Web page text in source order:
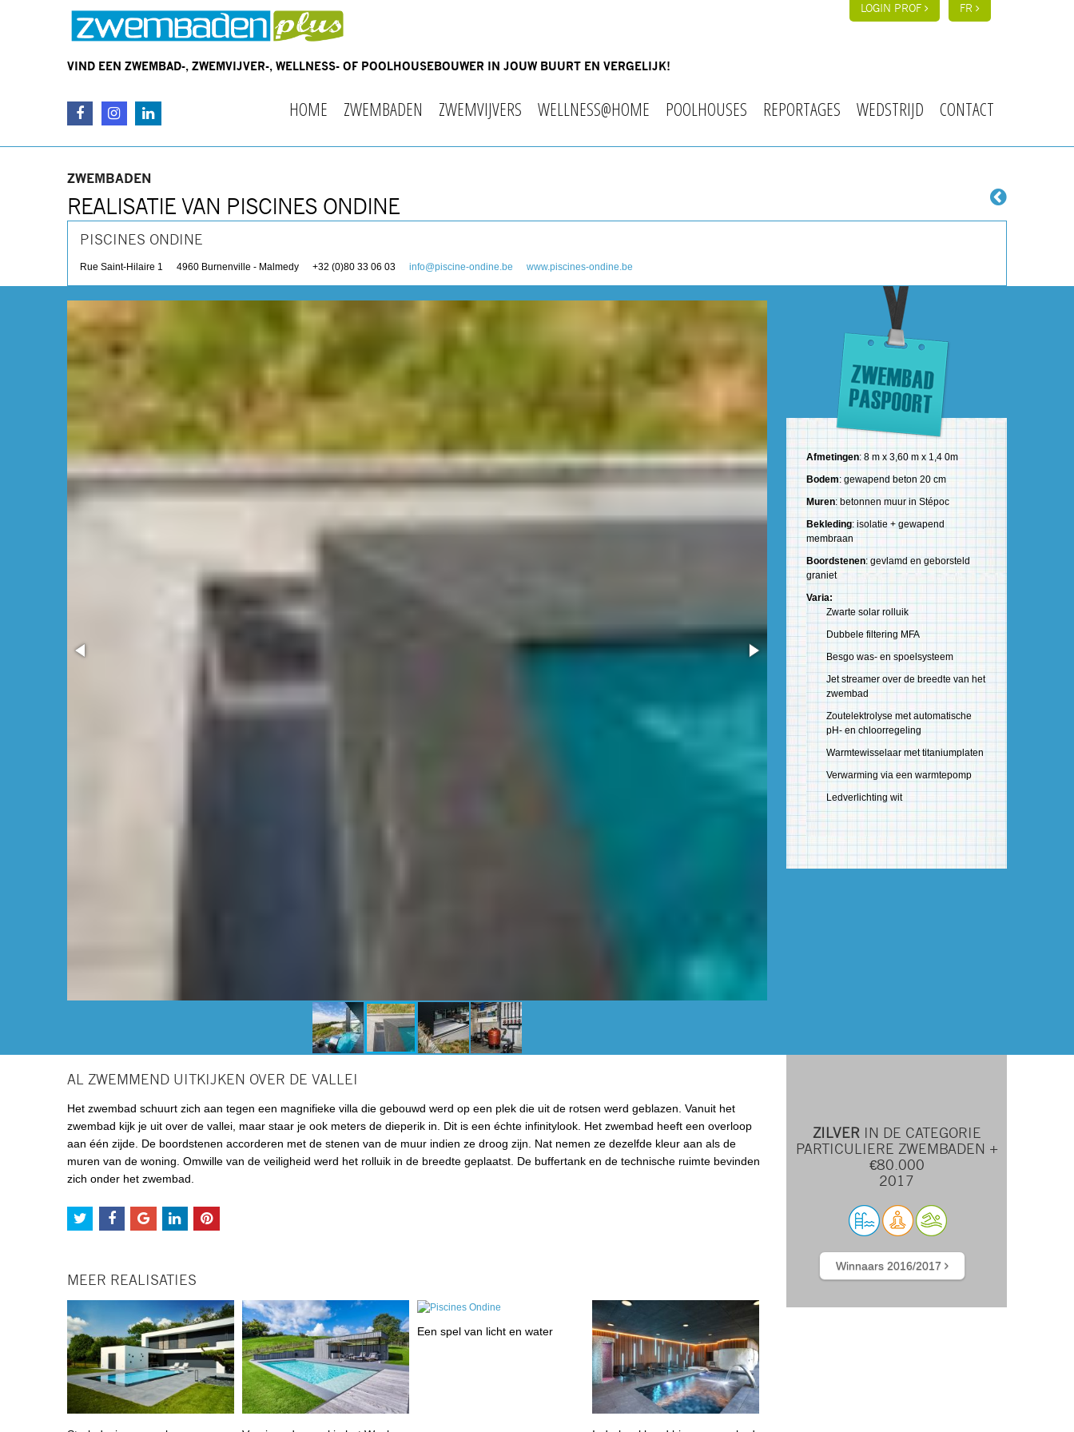
LOGIN PROF FR
VIND EEN ZWEMBAD-, ZWEMVIJVER-, WELLNESS- OF POOLHOUSEBOUWER IN JOUW BUURT EN VERGELIJK!
HOME ZWEMBADEN ZWEMVIJVERS WELLNESS@HOME POOLHOUSES REPORTAGES WEDSTRIJD CONTACT
ZWEMBADEN
REALISATIE VAN PISCINES ONDINE
PISCINES ONDINE
Rue Saint-Hilaire 1 4960 Burnenville - Malmedy +32 (0)80 33 06 03 info@piscine-ondine.be www.piscines-ondine.be
Afmetingen: 8 m x 3,60 m x 1,4 0m
Bodem: gewapend beton 20 cm
Muren: betonnen muur in Stépoc
Bekleding: isolatie + gewapend
membraan
Boordstenen: gevlamd en geborsteld
graniet
Varia:
Zwarte solar rolluik
Dubbele filtering MFA
Besgo was- en spoelsysteem
Jet streamer over de breedte van het
zwembad
Zoutelektrolyse met automatische
pH- en chloorregeling
Warmtewisselaar met titaniumplaten
Verwarming via een warmtepomp
Ledverlichting wit
AL ZWEMMEND UITKIJKEN OVER DE VALLEI
Het zwembad schuurt zich aan tegen een magnifieke villa die gebouwd werd op een plek die uit de rotsen werd geblazen. Vanuit het
zwembad kijk je uit over de vallei, maar staar je ook meters de dieperik in. Dit is een échte infinitylook. Het zwembad heeft een overloop
aan één zijde. De boordstenen accorderen met de stenen van de muur indien ze droog zijn. Nat nemen ze dezelfde kleur aan als de
muren van de woning. Omwille van de veiligheid werd het rolluik in de breedte geplaatst. De buffertank en de technische ruimte bevinden
zich onder het zwembad.
MEER REALISATIES
Een spel van licht en water
ZILVER IN DE CATEGORIE
PARTICULIERE ZWEMBADEN +
€80.000
2017
Winnaars 2016/2017